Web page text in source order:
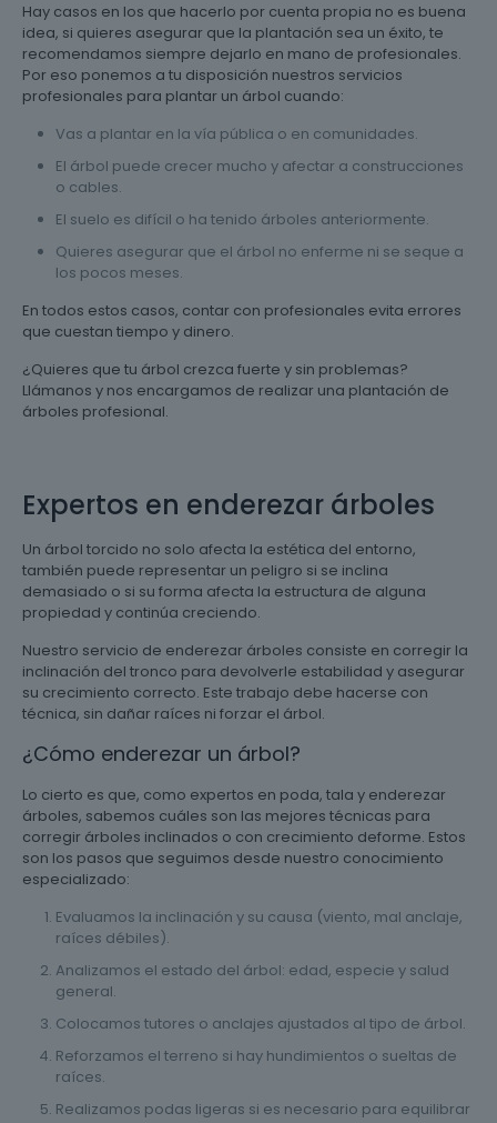
Hay casos en los que hacerlo por cuenta propia no es buena
idea, si quieres asegurar que la plantación sea un éxito, te
recomendamos siempre dejarlo en mano de profesionales.
Por eso ponemos a tu disposición nuestros servicios
profesionales para plantar un árbol cuando:
Vas a plantar en la vía pública o en comunidades.
El árbol puede crecer mucho y afectar a construcciones
o cables.
El suelo es difícil o ha tenido árboles anteriormente.
Quieres asegurar que el árbol no enferme ni se seque a
los pocos meses.
En todos estos casos, contar con profesionales evita errores
que cuestan tiempo y dinero.
¿Quieres que tu árbol crezca fuerte y sin problemas?
Llámanos y nos encargamos de realizar una plantación de
árboles profesional.
Expertos en enderezar árboles
Un árbol torcido no solo afecta la estética del entorno,
también puede representar un peligro si se inclina
demasiado o si su forma afecta la estructura de alguna
propiedad y continúa creciendo.
Nuestro servicio de enderezar árboles consiste en corregir la
inclinación del tronco para devolverle estabilidad y asegurar
su crecimiento correcto. Este trabajo debe hacerse con
técnica, sin dañar raíces ni forzar el árbol.
¿Cómo enderezar un árbol?
Lo cierto es que, como expertos en poda, tala y enderezar
árboles, sabemos cuáles son las mejores técnicas para
corregir árboles inclinados o con crecimiento deforme. Estos
son los pasos que seguimos desde nuestro conocimiento
especializado:
Evaluamos la inclinación y su causa (viento, mal anclaje,
raíces débiles).
Analizamos el estado del árbol: edad, especie y salud
general.
Colocamos tutores o anclajes ajustados al tipo de árbol.
Reforzamos el terreno si hay hundimientos o sueltas de
raíces.
Realizamos podas ligeras si es necesario para equilibrar